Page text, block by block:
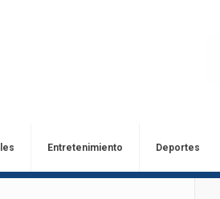
Entretenimiento Deportes